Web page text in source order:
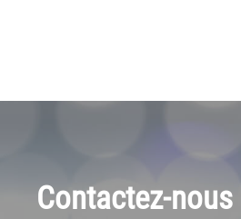
Contactez-nous